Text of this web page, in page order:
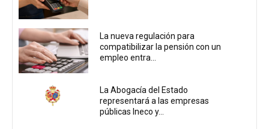
La nueva regulación para
compatibilizar la pensión con un
empleo entra...
La Abogacía del Estado
representará a las empresas
públicas Ineco y...